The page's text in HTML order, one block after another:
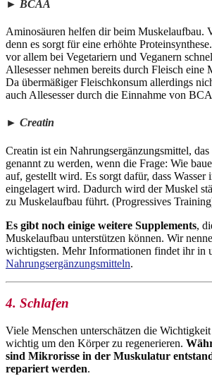
► BCAA
Aminosäuren helfen dir beim Muskelaufbau.
denn es sorgt für eine erhöhte
vor allem bei Vegetariern und Veganern
Allesesser nehmen bereits durch Fleisch eine
Da übermäßiger Fleischkonsum allerdings
auch Allesesser durch die Einnahme von
► Creatin
Creatin ist ein Nahrungsergänzungsmittel,
genannt zu werden, wenn die Frage: Wie
auf, gestellt wird. Es sorgt dafür, dass Wasser
eingelagert wird. Dadurch wird der Muskel
zu Muskelaufbau führt. (Progressives
Es gibt noch einige weitere Supplements,
Muskelaufbau unterstützen können. Wir
wichtigsten. Mehr Informationen findet ihr in
Nahrungsergänzungsmitteln.
4. Schlafen
Viele Menschen unterschätzen die
wichtig um den Körper zu regenerieren.
sind Mikrorisse in der Muskulatur
repariert werden.